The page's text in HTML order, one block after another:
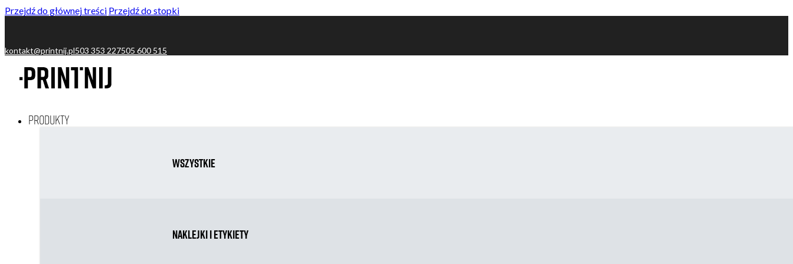
Przejdź do głównej treści Przejdź do stopki
kontakt@printnij.pl503 353 227505 600 515
Produkty
Wszystkie
Naklejki i etykiety